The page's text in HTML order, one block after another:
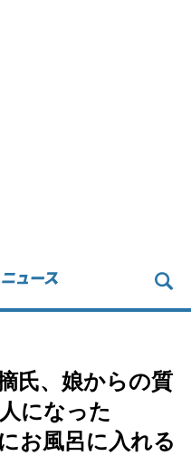
氏、娘からの質
になった
お風呂に入れる